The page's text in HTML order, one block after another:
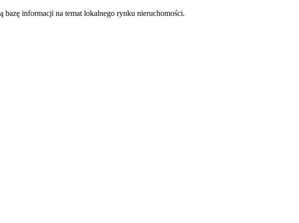
bazę informacji na temat lokalnego rynku nieruchomości.